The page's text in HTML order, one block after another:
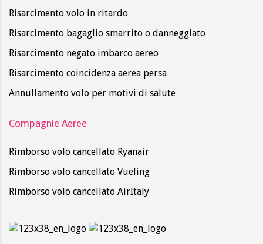
Risarcimento volo in ritardo
Risarcimento bagaglio smarrito o danneggiato
Risarcimento negato imbarco aereo
Risarcimento coincidenza aerea persa
Annullamento volo per motivi di salute
Compagnie Aeree
Rimborso volo cancellato Ryanair
Rimborso volo cancellato Vueling
Rimborso volo cancellato AirItaly